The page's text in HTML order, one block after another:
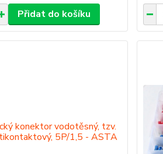
Přidat do košíku